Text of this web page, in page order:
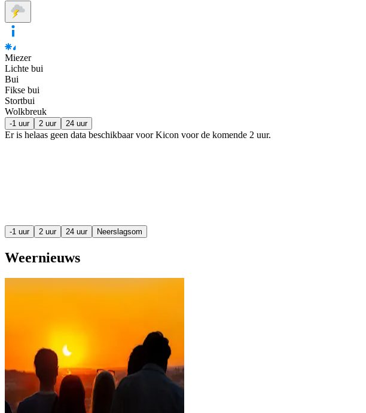
Miezer
Lichte bui
Bui
Fikse bui
Stortbui
Wolkbreuk
-1 uur 2 uur 24 uur
Er is helaas geen data beschikbaar voor Kicon voor de komende 2 uur.
-1 uur 2 uur 24 uur Neerslagsom
Weernieuws